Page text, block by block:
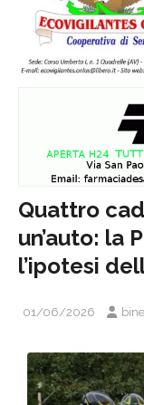
Quattro
un’auto: la
l’ipotesi
01/06/2026